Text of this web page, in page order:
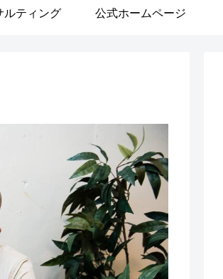
ルティング 公式ホームページ